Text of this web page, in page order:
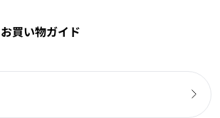
お買い物ガイド